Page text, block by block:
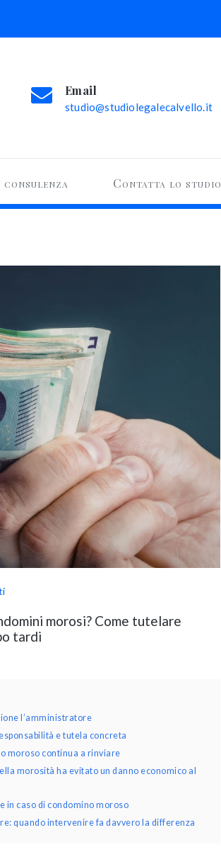
Email
studio@studiolegalecalvello.it
Contatta lo studio
morosi? Come tutelare
tardi
l’amministratore
e tutela concreta
moroso continua a rinviare
morosità ha evitato un danno economico al
in caso di condomino moroso
quando intervenire fa davvero la differenza